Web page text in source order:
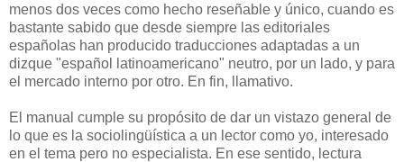
menos dos veces como hecho reseñable y único, cuando es
bastante sabido que desde siempre las editoriales
españolas han producido traducciones adaptadas a un
dizque "español latinoamericano" neutro, por un lado, y para
el mercado interno por otro. En fin, llamativo.
El manual cumple su propósito de dar un vistazo general de
lo que es la sociolingüística a un lector como yo, interesado
en el tema pero no especialista. En ese sentido, lectura